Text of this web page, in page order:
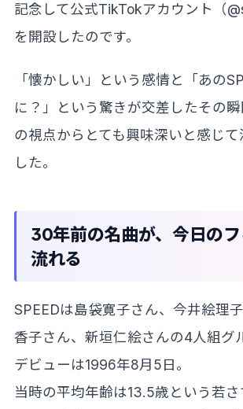
記念して公式TikTokアカウント（
を開設したのです。
「懐かしい」という感情と「あの
に？」という驚きが交差したその
の視点からとても興味深いと感じて
した。
30年前の名曲が、今日の
流れる
SPEEDは島袋寛子さん、今井絵理
香子さん、新垣仁絵さんの4人組グ
デビューは1996年8月5日。
当時の平均年齢は13.5歳という若